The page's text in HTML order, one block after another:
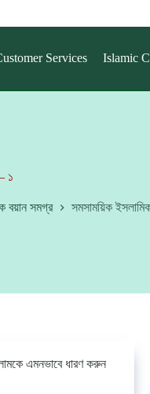
Services Islamic
১
বয়ান সমগ্র সমসাময়িক
এমনভাবে ধারণ করুন